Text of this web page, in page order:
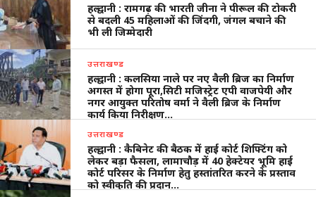
हल्द्वानी : रामगढ़ की भारती जीना ने पीरूल की टोकरी
से बदली 45 महिलाओं की जिंदगी, जंगल बचाने की
भी ली जिम्मेदारी
उत्तराखण्ड
हल्द्वानी : कलसिया नाले पर नए वैली ब्रिज का निर्माण
अगस्त में होगा पूरा,सिटी मजिस्ट्रेट एपी वाजपेयी और
नगर आयुक्त परितोष वर्मा ने वैली ब्रिज के निर्माण
कार्य किया निरीक्षण…
उत्तराखण्ड
हल्द्वानी : कैबिनेट की बैठक में हाई कोर्ट शिफ्टिंग को
लेकर बड़ा फैसला, लामाचौड़ में 40 हेक्टेयर भूमि हाई
कोर्ट परिसर के निर्माण हेतु हस्तांतरित करने के प्रस्ताव
को स्वीकृति की प्रदान…